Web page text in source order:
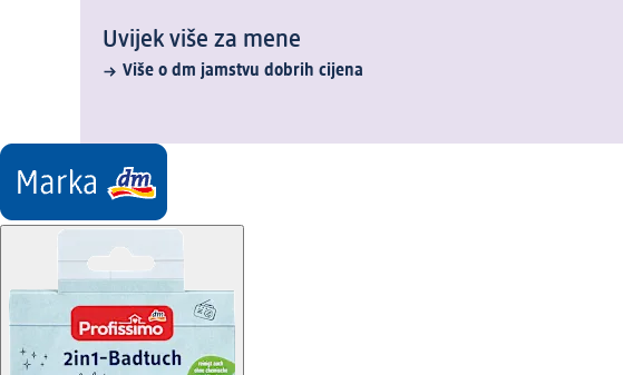
Uvijek više za mene
Više o dm jamstvu dobrih cijena